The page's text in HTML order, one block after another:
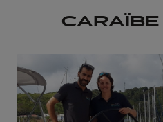
CARAÏBE